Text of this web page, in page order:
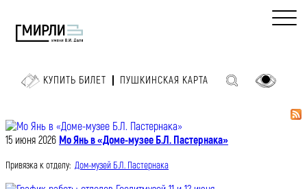
КУПИТЬ БИЛЕТ ПУШКИНСКАЯ КАРТА
15 июня 2026 Мо Янь в «Доме-музее Б.Л. Пастернака»
Привязка к отделу: Дом-музей Б.Л. Пастернака